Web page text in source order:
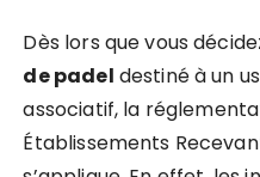
Dès lors que vous
de padel destiné à un
associatif, la
Établissements